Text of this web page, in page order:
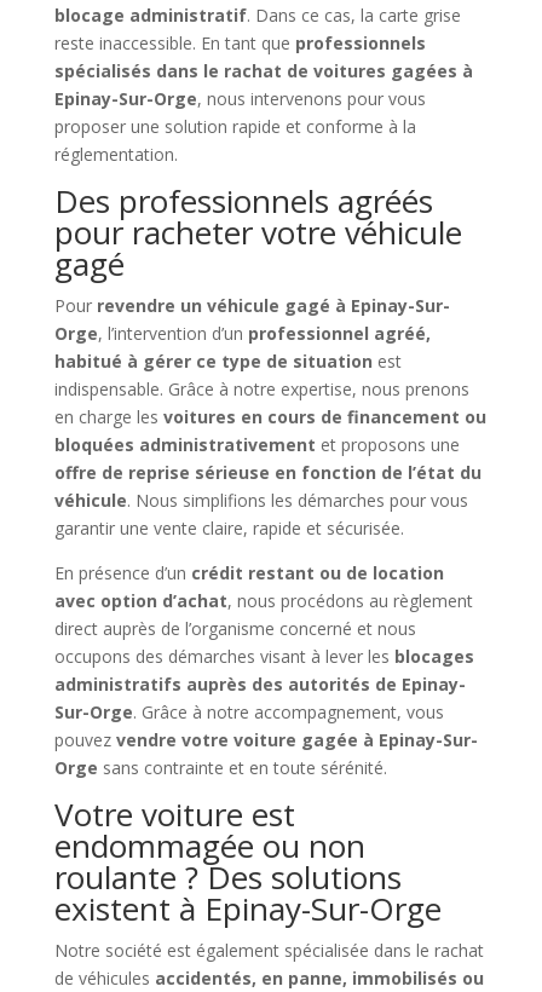
blocage administratif. Dans ce cas, la carte grise
reste inaccessible. En tant que professionnels
spécialisés dans le rachat de voitures gagées à
Epinay-Sur-Orge, nous intervenons pour vous
proposer une solution rapide et conforme à la
réglementation.
Des professionnels agréés
pour racheter votre véhicule
gagé
Pour revendre un véhicule gagé à Epinay-Sur-
Orge, l’intervention d’un professionnel agréé,
habitué à gérer ce type de situation est
indispensable. Grâce à notre expertise, nous prenons
en charge les voitures en cours de financement ou
bloquées administrativement et proposons une
offre de reprise sérieuse en fonction de l’état du
véhicule. Nous simplifions les démarches pour vous
garantir une vente claire, rapide et sécurisée.
En présence d’un crédit restant ou de location
avec option d’achat, nous procédons au règlement
direct auprès de l’organisme concerné et nous
occupons des démarches visant à lever les blocages
administratifs auprès des autorités de Epinay-
Sur-Orge. Grâce à notre accompagnement, vous
pouvez vendre votre voiture gagée à Epinay-Sur-
Orge sans contrainte et en toute sérénité.
Votre voiture est
endommagée ou non
roulante ? Des solutions
existent à Epinay-Sur-Orge
Notre société est également spécialisée dans le rachat
de véhicules accidentés, en panne, immobilisés ou